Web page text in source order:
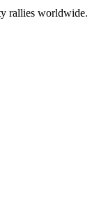
rallies worldwide.